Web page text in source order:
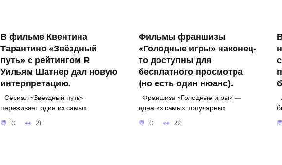
В фильме Квентина
Тарантино «Звёздный
путь» с рейтингом R
Уильям Шатнер дал новую
интерпретацию.
Сериал «Звёздный путь»
переживает один из самых
0 21
Фильмы франшизы
«Голодные игры» наконец-
то доступны для
бесплатного просмотра
(но есть один нюанс).
Франшиза «Голодные игры» —
одна из самых популярных
0 22